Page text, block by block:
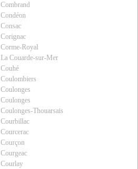
Combrand
Condéon
Consac
Corignac
Corme-Royal
La Couarde-sur-Mer
Couhé
Coulombiers
Coulonges
Coulonges
Coulonges-Thouarsais
Courbillac
Courcerac
Courçon
Courgeac
Courlay